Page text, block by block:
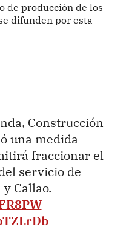
de producción de los
difunden por esta
Construcción
una medida
fraccionar el
servicio de
Callao.